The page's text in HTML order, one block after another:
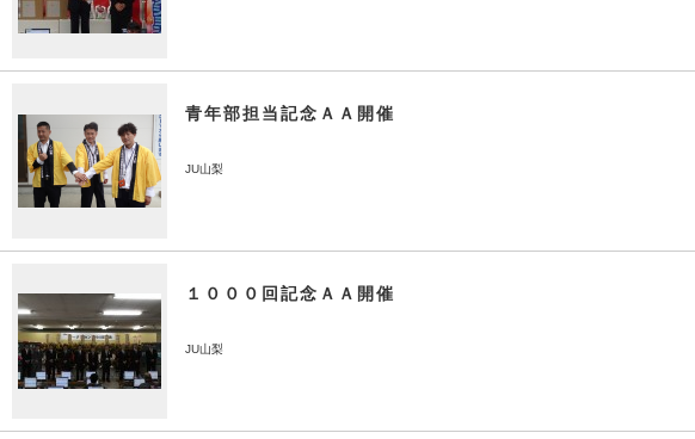
青年部担当記念ＡＡ開催
JU山梨
１０００回記念ＡＡ開催
JU山梨